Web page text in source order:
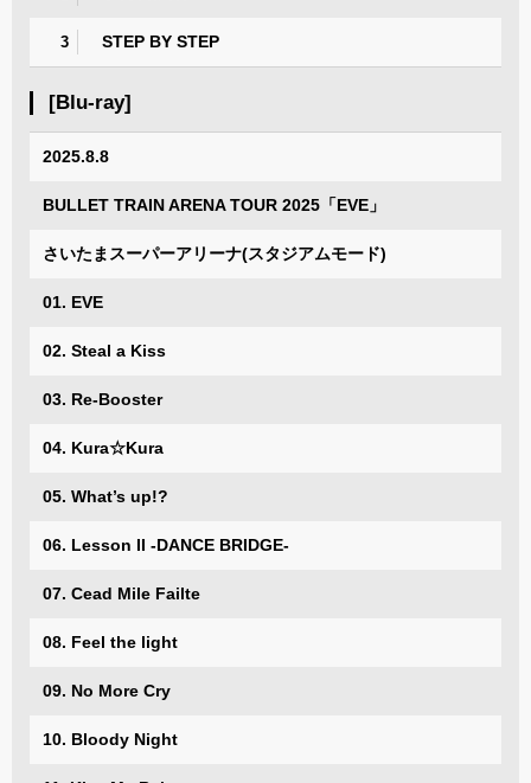
3 STEP BY STEP
[Blu-ray]
2025.8.8
BULLET TRAIN ARENA TOUR 2025「EVE」
さいたまスーパーアリーナ(スタジアムモード)
01. EVE
02. Steal a Kiss
03. Re-Booster
04. Kura☆Kura
05. What’s up!?
06. Lesson II -DANCE BRIDGE-
07. Cead Mile Failte
08. Feel the light
09. No More Cry
10. Bloody Night